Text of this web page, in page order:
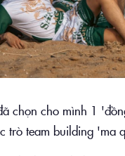
chọn cho mình 1
trò team building 'ma